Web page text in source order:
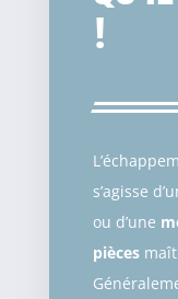
!
s’agisse
ou d’une
pièces